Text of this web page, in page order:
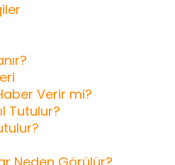
Verir mi?
Tutulur?